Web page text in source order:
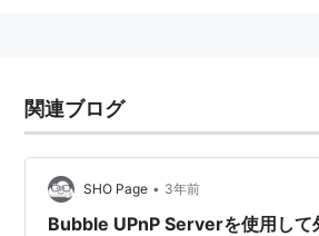
関連ブログ
SHO Page • 3年前
Bubble UPnP Serverを使用して